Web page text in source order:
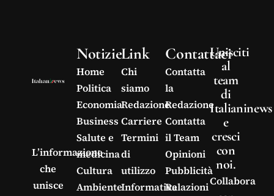
L’informazione
che
unisce
Notizie
Home
Politica
Economia
Business
Salute e
medicina
Cultura
Ambiente
Link
Chi
siamo
Redazione
Carriere
Termini
di
utilizzo
Informativa
Contattaci
Contatta
la
Redazione
Contatta
il Team
Opinioni
Pubblicità
Relazioni
Unisciti
al
team
di
Italianinews
e
cresci
con
noi.
Collabora